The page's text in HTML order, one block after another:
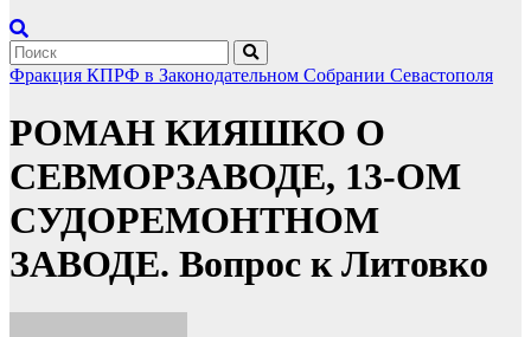
Фракция КПРФ в Законодательном Собрании Севастополя
РОМАН КИЯШКО О
СЕВМОРЗАВОДЕ, 13-ОМ
СУДОРЕМОНТНОМ
ЗАВОДЕ. Вопрос к Литовко